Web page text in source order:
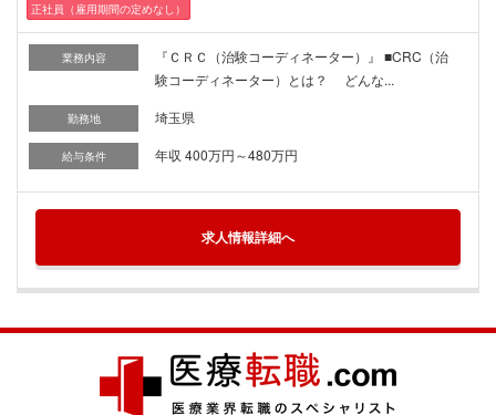
正社員（雇用期間の定めなし）
業務内容
『ＣＲＣ（治験コーディネーター）』 ■CRC（治
験コーディネーター）とは？ どんな...
勤務地 埼玉県
給与条件 年収 400万円～480万円
求人情報詳細へ